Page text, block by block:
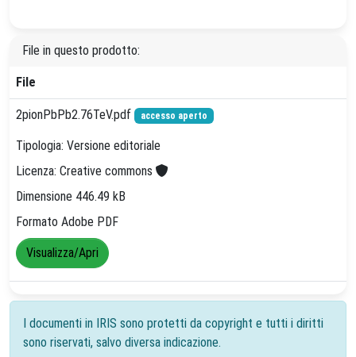
File in questo prodotto:
File
2pionPbPb2.76TeV.pdf accesso aperto
Tipologia: Versione editoriale
Licenza: Creative commons
Dimensione 446.49 kB
Formato Adobe PDF
Visualizza/Apri
I documenti in IRIS sono protetti da copyright e tutti i diritti
sono riservati, salvo diversa indicazione.